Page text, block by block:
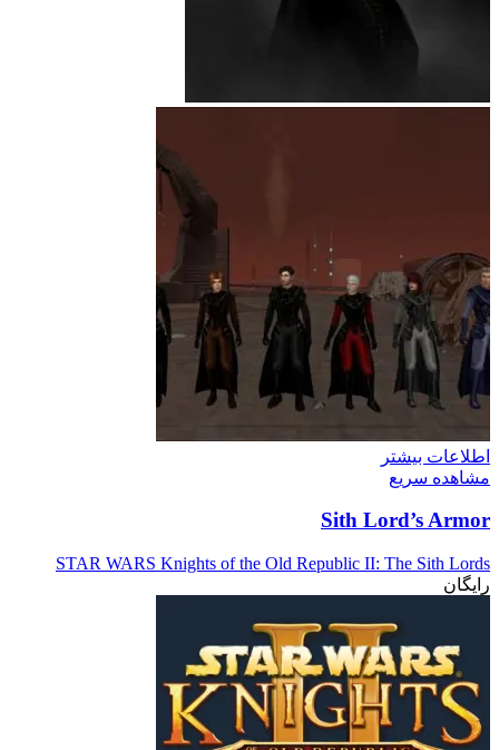
اطلاعات بیشتر
مشاهده سریع
Sith Lord’s Armor
STAR WARS Knights of the Old Republic II: The Sith Lords
رایگان